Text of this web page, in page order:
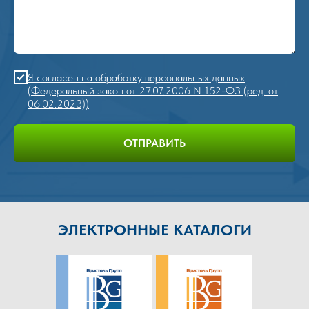
Я согласен на обработку персональных данных
(Федеральный закон от 27.07.2006 N 152-ФЗ (ред. от
06.02.2023))
ОТПРАВИТЬ
ЭЛЕКТРОННЫЕ КАТАЛОГИ
ПОСЕТИТЬ НАШ ШОУРУМ